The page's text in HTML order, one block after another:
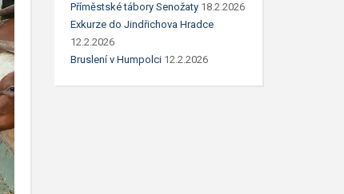
Příměstské tábory Senožaty 18.2.2026
Exkurze do Jindřichova Hradce
12.2.2026
Bruslení v Humpolci 12.2.2026